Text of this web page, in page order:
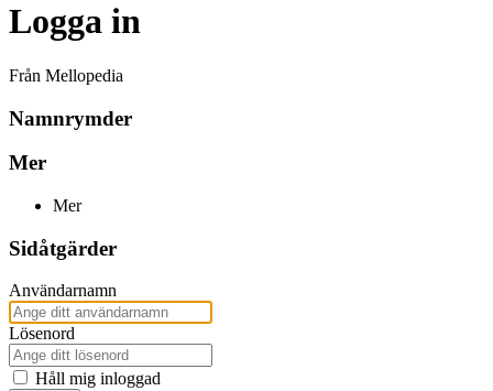
Logga in
Från Mellopedia
Namnrymder
Mer
Mer
Sidåtgärder
Användarnamn
Lösenord
Håll mig inloggad